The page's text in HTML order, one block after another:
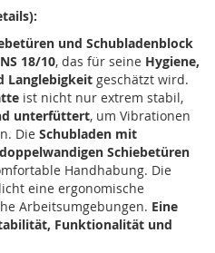
und Schubladenblock
18/10, das für seine Hygiene,
Langlebigkeit geschätzt wird.
ist nicht nur extrem stabil,
unterfüttert, um Vibrationen
Die Schubladen mit
doppelwandigen Schiebetüren
Handhabung. Die
eine ergonomische
Arbeitsumgebungen. Eine
Funktionalität und